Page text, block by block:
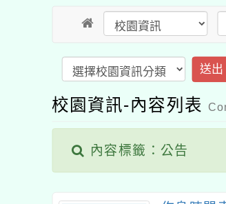
送出
校園資訊-內容列表
內容標籤：公告